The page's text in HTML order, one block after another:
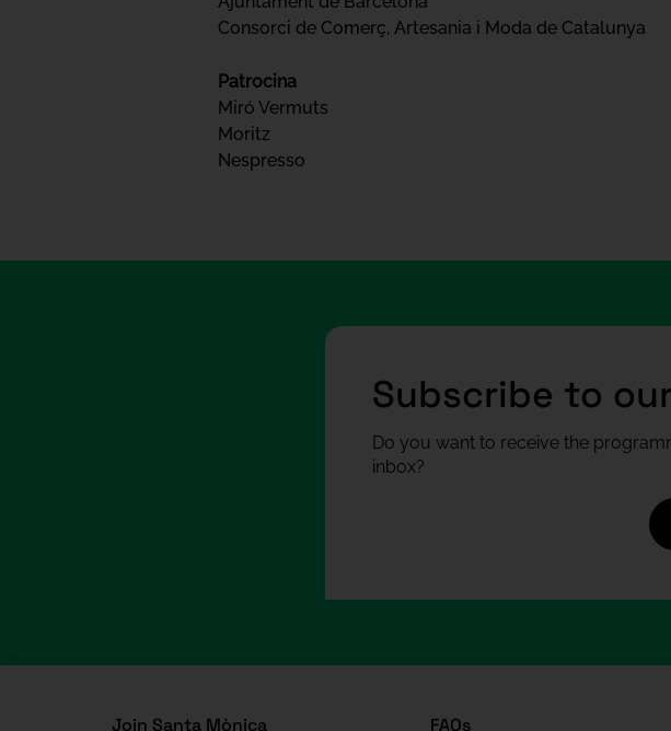
Consorci de Comerç, Artesania i Moda de Catalunya
Patrocina
Miró Vermuts
Moritz
Nespresso
Subscribe to
Do you want to receive the
inbox?
Join Santa Mònica FAQs